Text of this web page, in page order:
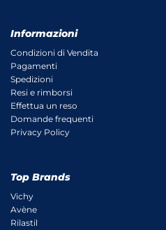
Informazioni
Condizioni di Vendita
Pagamenti
Spedizioni
Resi e rimborsi
Effettua un reso
Domande frequenti
Privacy Policy
Top Brands
Vichy
Avène
Rilastil